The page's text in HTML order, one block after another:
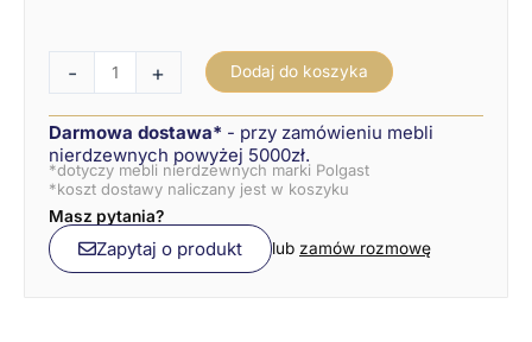
- + Dodaj do koszyka
Darmowa dostawa* - przy zamówieniu mebli
nierdzewnych powyżej 5000zł.
*dotyczy mebli nierdzewnych marki Polgast
*koszt dostawy naliczany jest w koszyku
Masz pytania?
Zapytaj o produkt lub zamów rozmowę